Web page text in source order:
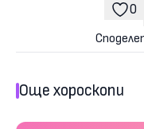
0
Още хороскопи